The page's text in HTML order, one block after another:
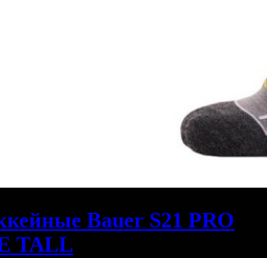
Bauer S21 PRO
TALL